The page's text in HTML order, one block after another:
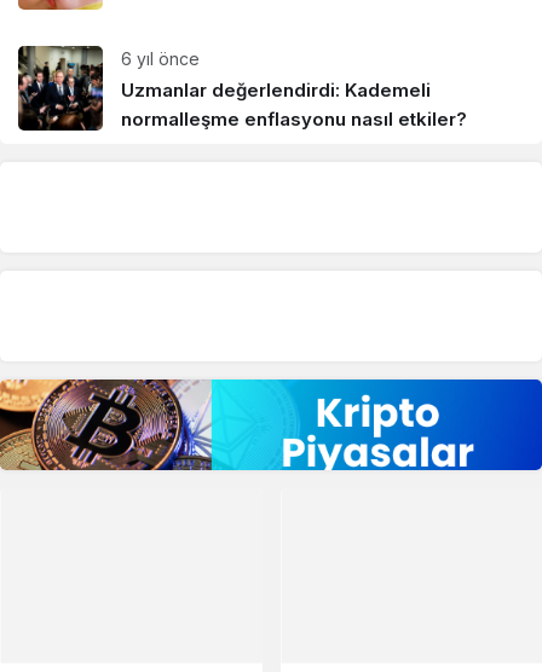
6 yıl önce
Uzmanlar değerlendirdi: Kademeli
normalleşme enflasyonu nasıl etkiler?